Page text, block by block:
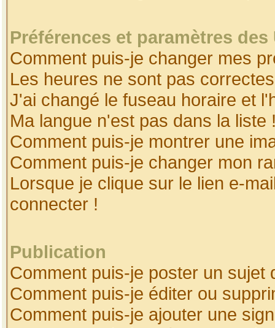
Préférences et paramètres
Comment puis-je changer mes
Les heures ne sont pas
J'ai changé le fuseau horaire et
Ma langue n'est pas dans la liste
Comment puis-je montrer une
Comment puis-je changer mon
Lorsque je clique sur le lien e-
connecter !
Publication
Comment puis-je poster un sujet
Comment puis-je éditer ou
Comment puis-je ajouter une